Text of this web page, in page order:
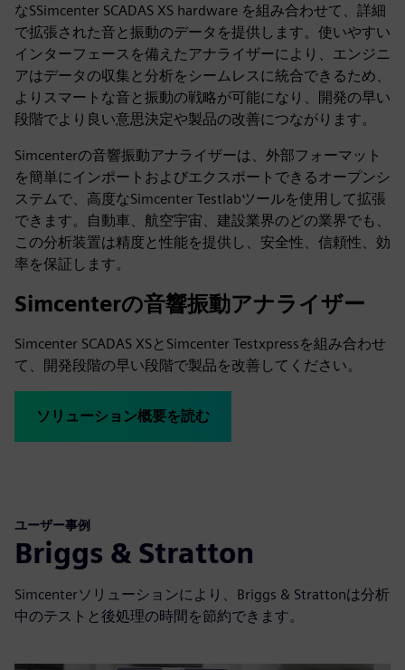
なSSimcenter SCADAS XS hardware を組み合わせて、詳細
で拡張された音と振動のデータを提供します。使いやすい
インターフェースを備えたアナライザーにより、エンジニ
アはデータの収集と分析をシームレスに統合できるため、
よりスマートな音と振動の戦略が可能になり、開発の早い
段階でより良い意思決定や製品の改善につながります。
Simcenterの音響振動アナライザーは、外部フォーマット
を簡単にインポートおよびエクスポートできるオープンシ
ステムで、高度なSimcenter Testlabツールを使用して拡張
できます。自動車、航空宇宙、建設業界のどの業界でも、
この分析装置は精度と性能を提供し、安全性、信頼性、効
率を保証します。
Simcenterの音響振動アナライザー
Simcenter SCADAS XSとSimcenter Testxpressを組み合わせ
て、開発段階の早い段階で製品を改善してください。
ソリューション概要を読む
ユーザー事例
Briggs & Stratton
Simcenterソリューションにより、Briggs & Strattonは分析
中のテストと後処理の時間を節約できます。